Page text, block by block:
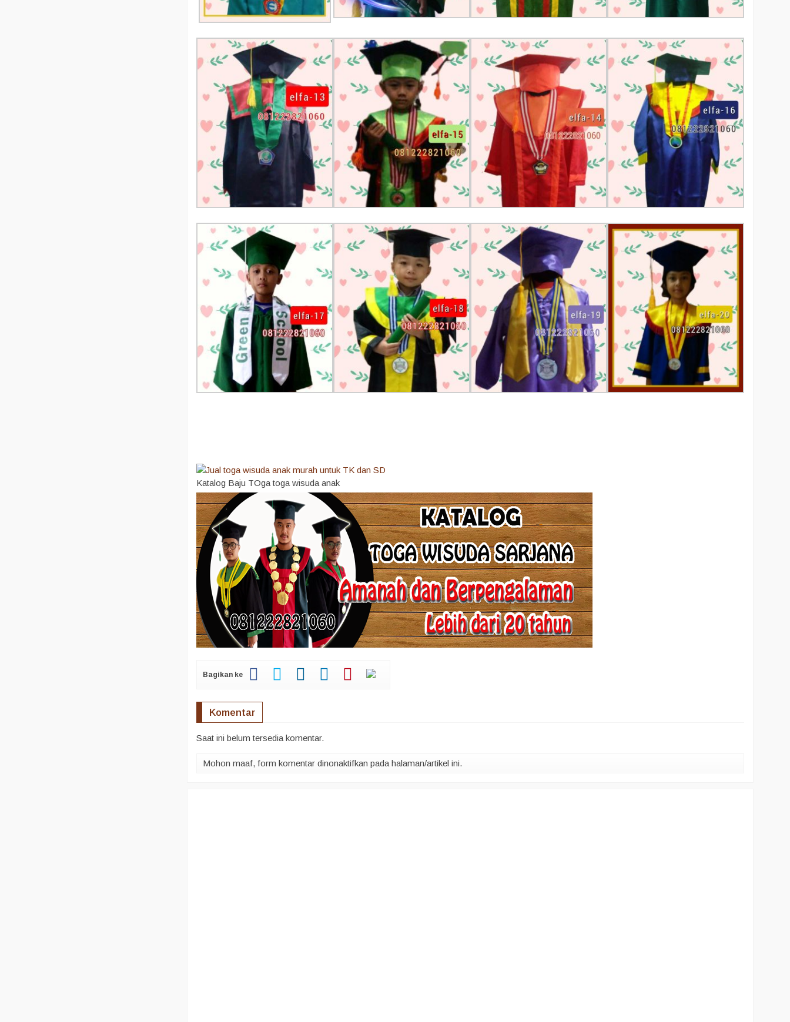
Katalog Baju TOga toga wisuda anak
Bagikan ke
Komentar
Saat ini belum tersedia komentar.
Mohon maaf, form komentar dinonaktifkan pada halaman/artikel ini.